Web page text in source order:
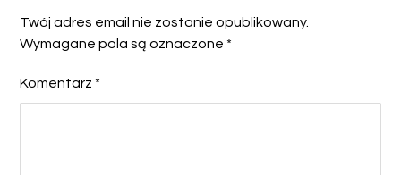
Twój adres email nie zostanie opublikowany.
Wymagane pola są oznaczone *
Komentarz *